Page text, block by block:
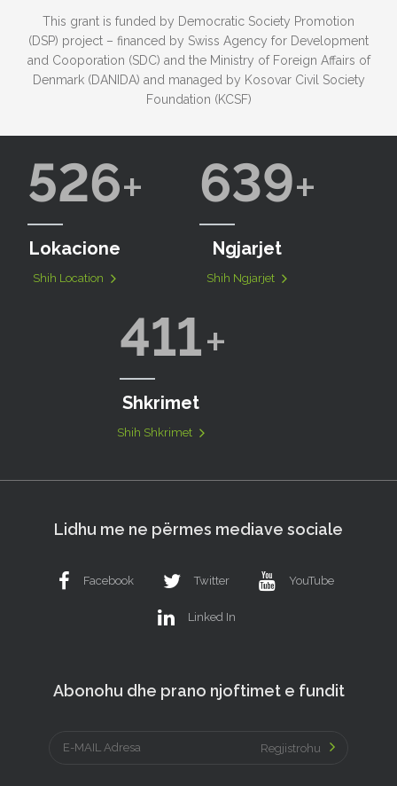
This grant is funded by Democratic Society Promotion
(DSP) project – financed by Swiss Agency for Development
and Cooporation (SDC) and the Ministry of Foreign Affairs of
Denmark (DANIDA) and managed by Kosovar Civil Society
Foundation (KCSF)
526
Lokacione
Shih Location
639
Ngjarjet
Shih Ngjarjet
411
Shkrimet
Shih Shkrimet
Lidhu me ne përmes mediave sociale
Facebook Twitter YouTube
Linked In
Abonohu dhe prano njoftimet e fundit
Regjistrohu